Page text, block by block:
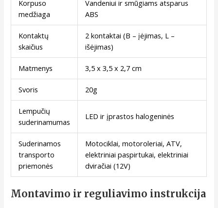
Korpuso
medžiaga
Vandeniui ir smūgiams atsparus
ABS
Kontaktų
skaičius
2 kontaktai (B – įėjimas, L –
išėjimas)
Matmenys 3,5 x 3,5 x 2,7 cm
Svoris 20g
Lempučių
suderinamumas
LED ir įprastos halogeninės
Suderinamos
transporto
priemonės
Motociklai, motoroleriai, ATV,
elektriniai paspirtukai, elektriniai
dviračiai (12V)
Montavimo ir reguliavimo instrukcija